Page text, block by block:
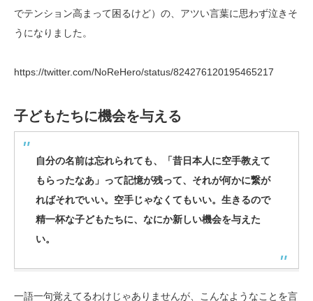
でテンション高まって困るけど）の、アツい言葉に思わず泣きそ
うになりました。
https://twitter.com/NoReHero/status/824276120195465217
子どもたちに機会を与える
自分の名前は忘れられても、「昔日本人に空手教えて
もらったなあ」って記憶が残って、それが何かに繋が
ればそれでいい。空手じゃなくてもいい。生きるので
精一杯な子どもたちに、なにか新しい機会を与えた
い。
一語一句覚えてるわけじゃありませんが、こんなようなことを言